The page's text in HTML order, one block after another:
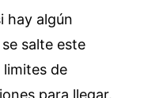
hay algún
salte este
de
para llegar.